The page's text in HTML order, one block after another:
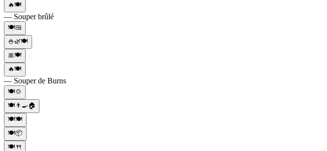
🔥🍽️
— Souper brûlé
🍽️🍱
🍚🌿🍽️
🎀🍽️
🔥🍽️
— Souper de Burns
🍽️🍲
🍽️👨‍🍳🏠
🍽️🍽️
🍽️📦
🍽️🍴